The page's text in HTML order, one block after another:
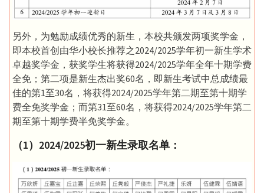
另外，为勉励成绩优秀的新生，本校共颁发两项奖学金，
即本校首创由华小校长推荐之2024/2025学年初一新生学术
卓越奖学金，获奖学生将获得2024/2025学年全年十期学费
全免；第二项是新生杰出奖60名，即新生考试中总成绩最
佳的第1至30名，将获得2024/2025学年第二期至第十期学
费全免奖学金；而第31至60名，将获得2024/2025学年第二
期至第十期学费半免奖学金。
（1）2024/2025初一新生录取名单：